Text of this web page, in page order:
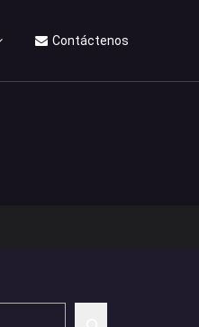
Contáctenos